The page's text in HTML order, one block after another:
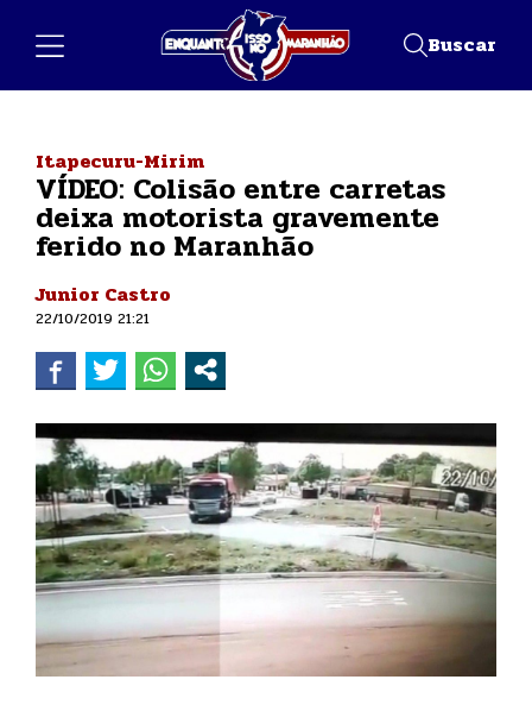
Buscar
Itapecuru-Mirim
VÍDEO: Colisão entre carretas
deixa motorista gravemente
ferido no Maranhão
Junior Castro
22/10/2019 21:21